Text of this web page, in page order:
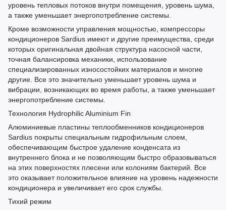
уровень тепловых потоков внутри помещения, уровень шума,
а также уменьшает энергопотребление системы.
Кроме возможности управления мощностью, компрессоры
кондиционеров Sardius имеют и другие преимущества, среди
которых оригинальная двойная структура насосной части,
точная балансировка механики, использование
специализированных износостойких материалов и многие
другие. Все это значительно уменьшает уровень шума и
вибрации, возникающих во время работы, а также уменьшает
энергопотребление системы.
Технология Hydrophilic Aluminium Fin
Алюминиевые пластины теплообменников кондиционеров
Sardius покрыты специальным гидрофильным слоем,
обеспечивающим быстрое удаление конденсата из
внутреннего блока и не позволяющим быстро образовываться
на этих поверхностях плесени или колониям бактерий. Все
это оказывает положительное влияние на уровень надежности
кондиционера и увеличивает его срок службы.
Тихий режим